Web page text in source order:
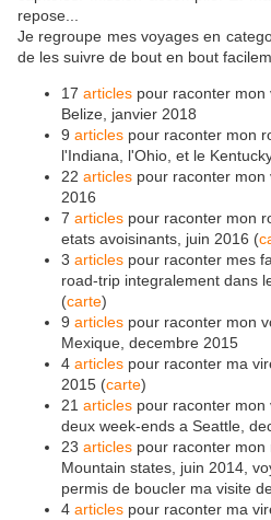
repose...
Je regroupe mes voyages en
de les suivre de bout en bout
17 articles pour raconter mon
Belize, janvier 2018
9 articles pour raconter mon
l'Indiana, l'Ohio, et le
22 articles pour raconter
2016
7 articles pour raconter mon
etats avoisinants, juin 2016 (
3 articles pour raconter mes
road-trip integralement dans
(carte)
9 articles pour raconter mon
Mexique, decembre 2015
4 articles pour raconter ma
2015 (carte)
21 articles pour raconter mon
deux week-ends a Seattle,
23 articles pour raconter mon
Mountain states, juin 2014,
permis de boucler ma visite
4 articles pour raconter ma